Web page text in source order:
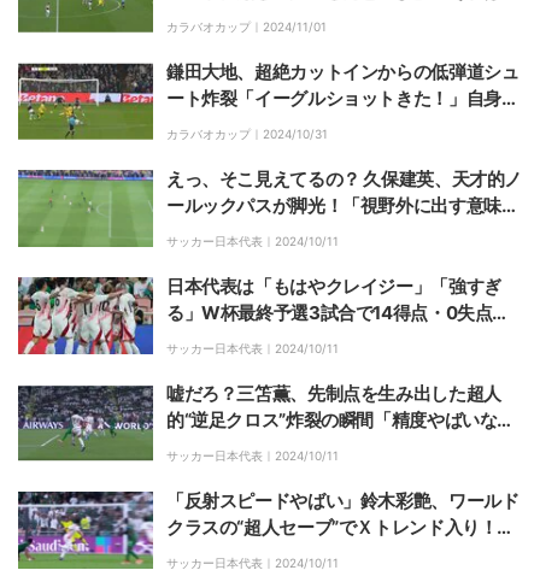
い」痛恨のタッチミスの瞬間
カラバオカップ｜ 2024/11/01
鎌田大地、超絶カットインからの低弾道シュ
ート炸裂「イーグルショットきた！」自身の
ミスを取り消す一撃でベスト8進出を決める
カラバオカップ｜ 2024/10/31
えっ、そこ見えてるの？ 久保建英、天才的ノ
ールックパスが脚光！「視野外に出す意味不
明なパス」「強い上手い」
サッカー日本代表｜ 2024/10/11
日本代表は「もはやクレイジー」「強すぎ
る」W杯最終予選3試合で14得点・0失点の
快進撃→海外ファン脱帽「アジアの光」「正
サッカー日本代表｜ 2024/10/11
嘘だろ？三笘薫、先制点を生み出した超人
的“逆足クロス”炸裂の瞬間「精度やばいな」
「ダイレクトで入れるってえぐいだろ」
サッカー日本代表｜ 2024/10/11
「反射スピードやばい」鈴木彩艶、ワールド
クラスの“超人セーブ”でＸトレンド入り！
「批判からの成長エグい」サウジアラビア選
サッカー日本代表｜ 2024/10/11